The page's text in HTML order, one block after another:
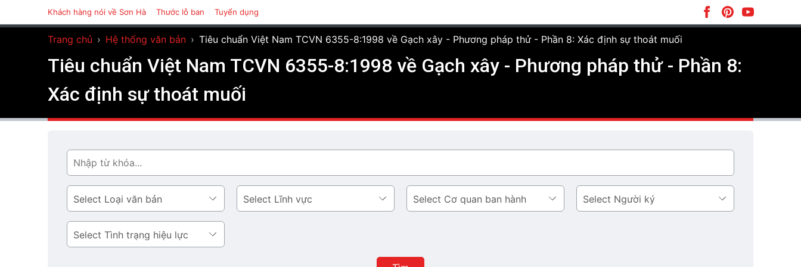
Khách hàng nói về Sơn Hà Thước lỗ ban Tuyển dụng
Trang chủ › Hệ thống văn bản › Tiêu chuẩn Việt Nam TCVN 6355-8:1998 về Gạch xây - Phương pháp thử - Phần 8: Xác định sự thoát muối
Tiêu chuẩn Việt Nam TCVN 6355-8:1998 về Gạch xây - Phương pháp thử - Phần 8:
Xác định sự thoát muối
Tìm
Loại
văn
bản
Lĩnh
vực
Cơ
quan
Người
ký
Tình
trạng